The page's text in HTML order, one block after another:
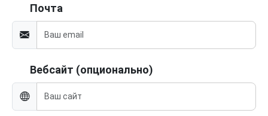
Почта
Вебсайт (опционально)